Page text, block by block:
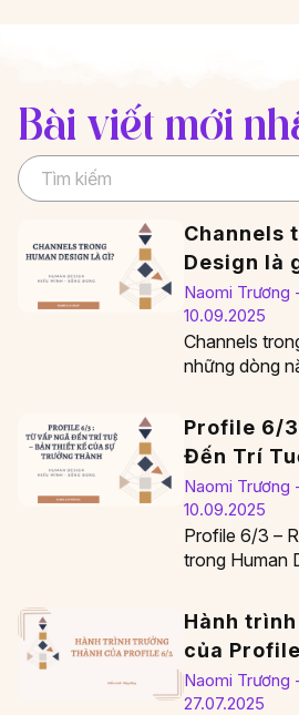
Bài viết mới
Search ...
Channels
Design là
Naomi
10.09.2025
Channels
những dòng
cấu trúc…
Profile 6/3
Đến Trí
Của Sự
Naomi
10.09.2025
Profile 6/3 –
trong Human
Hành
của
Naomi
27.07.2025